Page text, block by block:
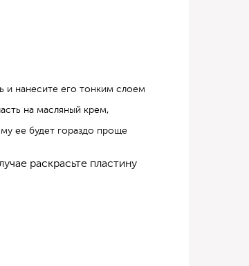
и нанесите его тонким слоем
на масляный крем,
ее будет гораздо проще
раскрасьте пластину